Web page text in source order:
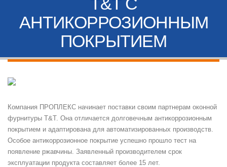
АНТИКОРРОЗИОННЫМ
ПОКРЫТИЕМ
Компания ПРОПЛЕКС начинает поставки своим партнерам оконной
фурнитуры T&T. Она отличается долговечным антикоррозионным
покрытием и адаптирована для автоматизированных производств.
Особое антикоррозионное покрытие успешно прошло тест на
появление ржавчины. Заявленный производителем срок
эксплуатации продукта составляет более 15 лет.